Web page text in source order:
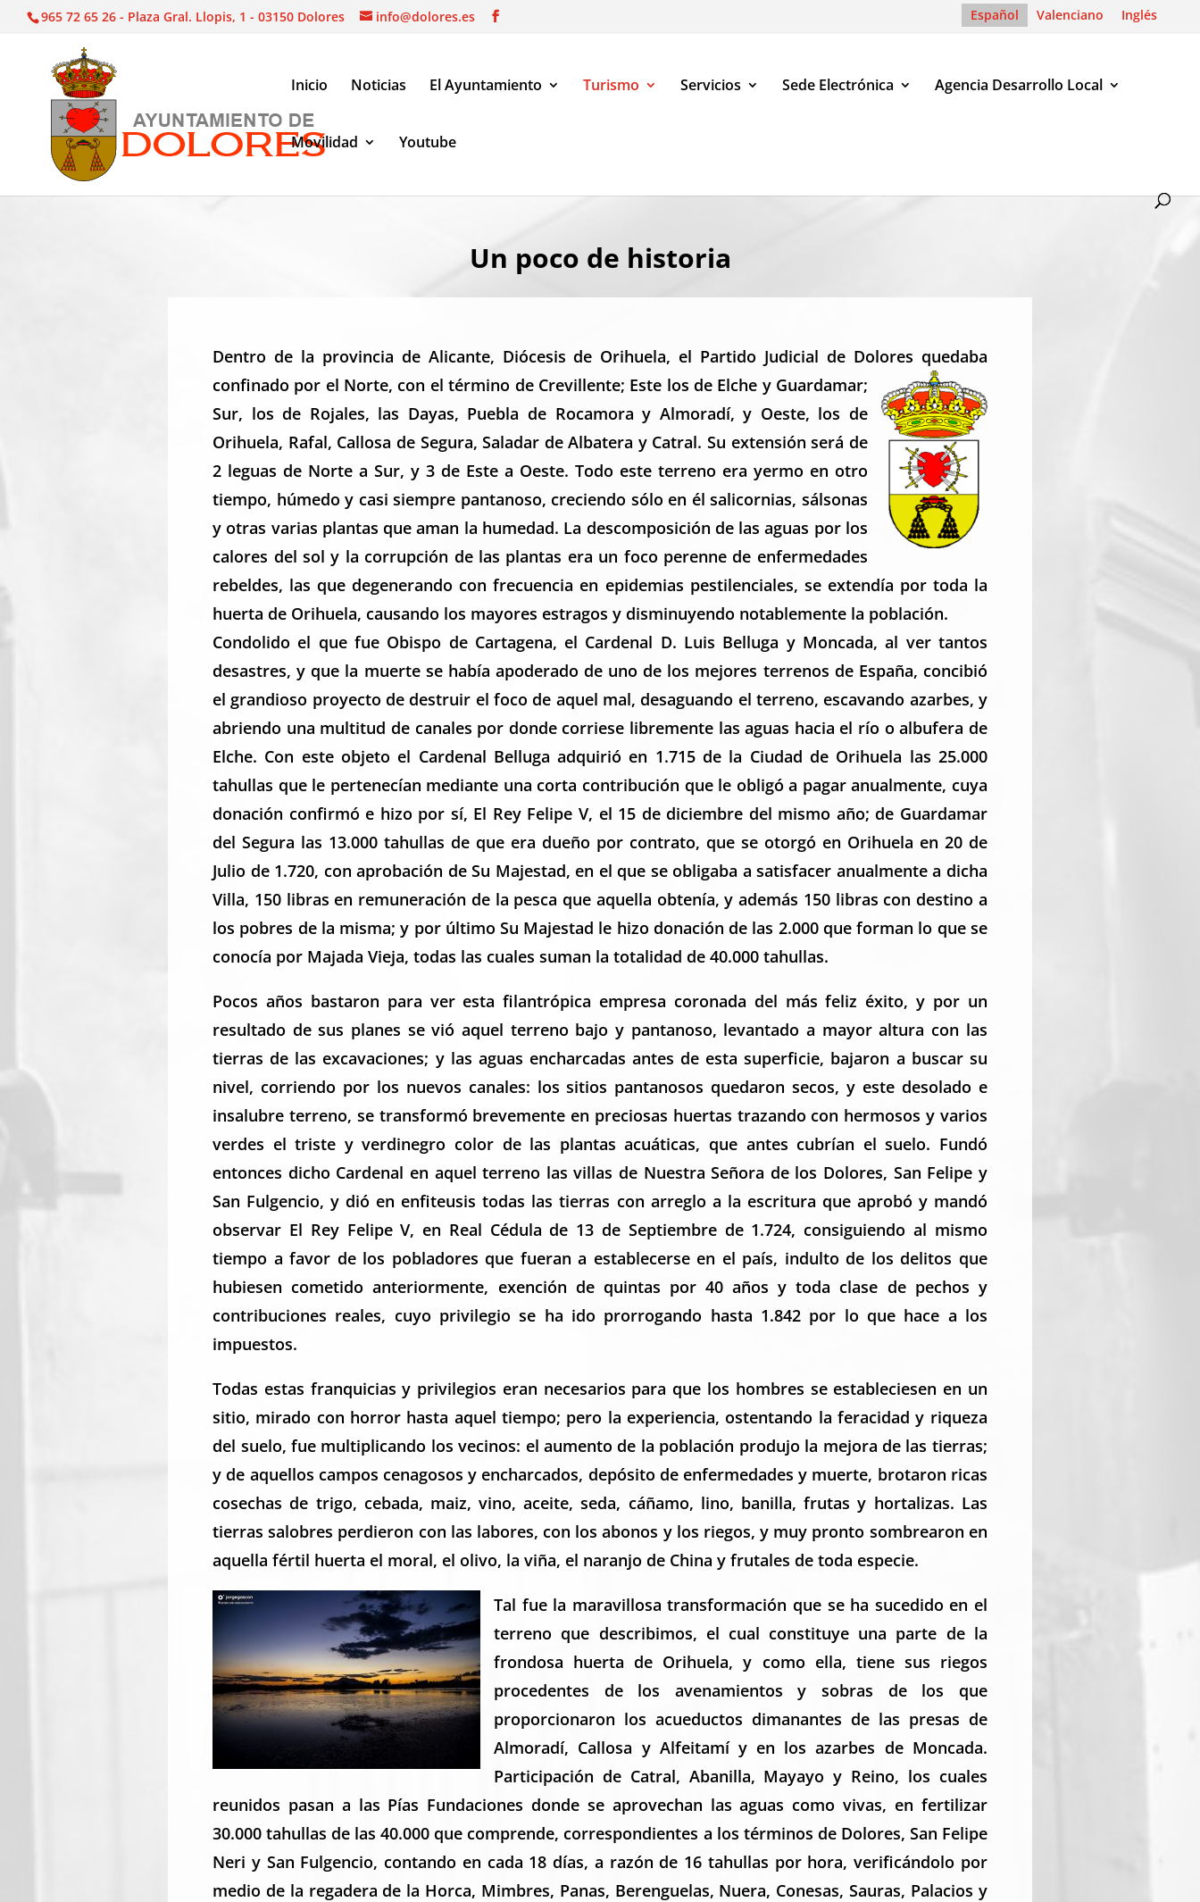
965 72 65 26 - Plaza Gral. Llopis, 1 - 03150 Dolores info@dolores.es Español Valenciano Inglés
Inicio Noticias El Ayuntamiento Turismo Servicios Sede Electrónica Agencia Desarrollo Local
Movilidad Youtube
Un poco de historia
Dentro de la provincia de Alicante, Diócesis de Orihuela, el Partido Judicial de Dolores quedaba
confinado por el Norte, con el término de Crevillente; Este los de Elche y Guardamar;
Sur, los de Rojales, las Dayas, Puebla de Rocamora y Almoradí, y Oeste, los de
Orihuela, Rafal, Callosa de Segura, Saladar de Albatera y Catral. Su extensión será de
2 leguas de Norte a Sur, y 3 de Este a Oeste. Todo este terreno era yermo en otro
tiempo, húmedo y casi siempre pantanoso, creciendo sólo en él salicornias, sálsonas
y otras varias plantas que aman la humedad. La descomposición de las aguas por los
calores del sol y la corrupción de las plantas era un foco perenne de enfermedades
rebeldes, las que degenerando con frecuencia en epidemias pestilenciales, se extendía por toda la
huerta de Orihuela, causando los mayores estragos y disminuyendo notablemente la población.
Condolido el que fue Obispo de Cartagena, el Cardenal D. Luis Belluga y Moncada, al ver tantos
desastres, y que la muerte se había apoderado de uno de los mejores terrenos de España, concibió
el grandioso proyecto de destruir el foco de aquel mal, desaguando el terreno, escavando azarbes, y
abriendo una multitud de canales por donde corriese libremente las aguas hacia el río o albufera de
Elche. Con este objeto el Cardenal Belluga adquirió en 1.715 de la Ciudad de Orihuela las 25.000
tahullas que le pertenecían mediante una corta contribución que le obligó a pagar anualmente, cuya
donación confirmó e hizo por sí, El Rey Felipe V, el 15 de diciembre del mismo año; de Guardamar
del Segura las 13.000 tahullas de que era dueño por contrato, que se otorgó en Orihuela en 20 de
Julio de 1.720, con aprobación de Su Majestad, en el que se obligaba a satisfacer anualmente a dicha
Villa, 150 libras en remuneración de la pesca que aquella obtenía, y además 150 libras con destino a
los pobres de la misma; y por último Su Majestad le hizo donación de las 2.000 que forman lo que se
conocía por Majada Vieja, todas las cuales suman la totalidad de 40.000 tahullas.
Pocos años bastaron para ver esta filantrópica empresa coronada del más feliz éxito, y por un
resultado de sus planes se vió aquel terreno bajo y pantanoso, levantado a mayor altura con las
tierras de las excavaciones; y las aguas encharcadas antes de esta superficie, bajaron a buscar su
nivel, corriendo por los nuevos canales: los sitios pantanosos quedaron secos, y este desolado e
insalubre terreno, se transformó brevemente en preciosas huertas trazando con hermosos y varios
verdes el triste y verdinegro color de las plantas acuáticas, que antes cubrían el suelo. Fundó
entonces dicho Cardenal en aquel terreno las villas de Nuestra Señora de los Dolores, San Felipe y
San Fulgencio, y dió en enfiteusis todas las tierras con arreglo a la escritura que aprobó y mandó
observar El Rey Felipe V, en Real Cédula de 13 de Septiembre de 1.724, consiguiendo al mismo
tiempo a favor de los pobladores que fueran a establecerse en el país, indulto de los delitos que
hubiesen cometido anteriormente, exención de quintas por 40 años y toda clase de pechos y
contribuciones reales, cuyo privilegio se ha ido prorrogando hasta 1.842 por lo que hace a los
impuestos.
Todas estas franquicias y privilegios eran necesarios para que los hombres se estableciesen en un
sitio, mirado con horror hasta aquel tiempo; pero la experiencia, ostentando la feracidad y riqueza
del suelo, fue multiplicando los vecinos: el aumento de la población produjo la mejora de las tierras;
y de aquellos campos cenagosos y encharcados, depósito de enfermedades y muerte, brotaron ricas
cosechas de trigo, cebada, maiz, vino, aceite, seda, cáñamo, lino, banilla, frutas y hortalizas. Las
tierras salobres perdieron con las labores, con los abonos y los riegos, y muy pronto sombrearon en
aquella fértil huerta el moral, el olivo, la viña, el naranjo de China y frutales de toda especie.
Tal fue la maravillosa transformación que se ha sucedido en el
terreno que describimos, el cual constituye una parte de la
frondosa huerta de Orihuela, y como ella, tiene sus riegos
procedentes de los avenamientos y sobras de los que
proporcionaron los acueductos dimanantes de las presas de
Almoradí, Callosa y Alfeitamí y en los azarbes de Moncada.
Participación de Catral, Abanilla, Mayayo y Reino, los cuales
reunidos pasan a las Pías Fundaciones donde se aprovechan las aguas como vivas, en fertilizar
30.000 tahullas de las 40.000 que comprende, correspondientes a los términos de Dolores, San Felipe
Neri y San Fulgencio, contando en cada 18 días, a razón de 16 tahullas por hora, verificándolo por
medio de la regadera de la Horca, Mimbres, Panas, Berenguelas, Nuera, Conesas, Sauras, Palacios y